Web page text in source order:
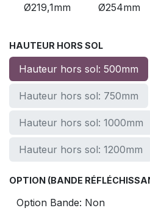
Ø219,1mm Ø254mm
HAUTEUR HORS SOL
Hauteur hors sol: 500mm
Hauteur hors sol: 750mm
Hauteur hors sol: 1000mm
Hauteur hors sol: 1200mm
OPTION (BANDE